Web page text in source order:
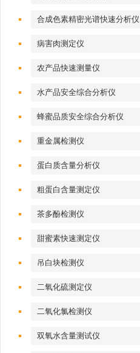
合成色素精密光谱快速分析仪
病害肉测定仪
农产品快速测量仪
水产品安全综合分析仪
蜂蜜品质安全综合分析仪
重金属检测仪
蛋白质含量分析仪
粗蛋白含量测定仪
茶多酚检测仪
甜蜜素快速测定仪
吊白块检测仪
二氧化硫测定仪
二氧化氯检测仪
双氧水含量测试仪